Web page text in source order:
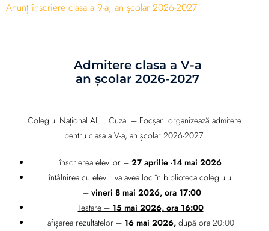
Anunț înscriere clasa a 9-a, an școlar 2026-2027
Admitere clasa a V-a
an școlar 2026-2027
Colegiul Național Al. I. Cuza – Focșani organizează admitere
pentru clasa a V-a, an școlar 2026-2027.
înscrierea elevilor – 27 aprilie -14 mai 2026
întâlnirea cu elevii va avea loc în biblioteca colegiului
– vineri 8 mai 2026, ora 17:00
Testare – 15 mai 2026, ora 16:00
afișarea rezultatelor – 16 mai 2026, după ora 20:00